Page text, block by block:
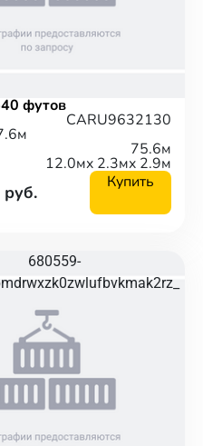
40 футов
CARU9632130
75.6м
12.0мx 2.3мx 2.9м
Купить